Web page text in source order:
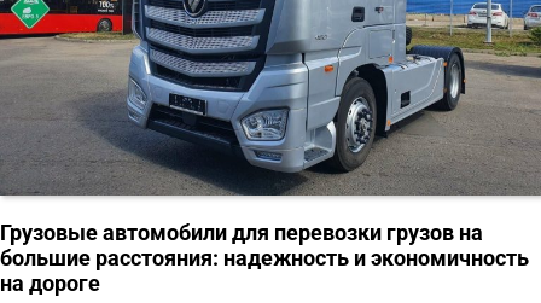
Грузовые автомобили для перевозки грузов на
большие расстояния: надежность и экономичность
на дороге